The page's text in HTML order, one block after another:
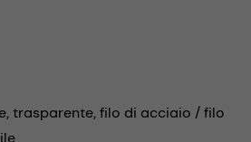
trasparente, filo di acciaio / filo